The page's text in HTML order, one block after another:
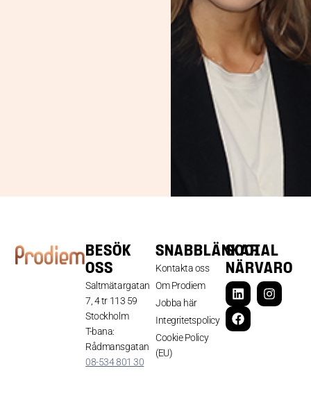
BESÖK
OSS
Saltmätargatan
7, 4 tr 113 59
Stockholm
T-bana:
Rådmansgatan
08-534 801 30
SNABBLÄNKAR
Kontakta oss
Om Prodiem
Jobba här
Integritetspolicy
Cookie Policy
(EU)
SOCIAL
NÄRVARO